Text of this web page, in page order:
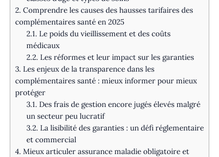
2. Comprendre les causes des hausses tarifaires des
complémentaires santé en 2025
2.1. Le poids du vieillissement et des coûts
médicaux
2.2. Les réformes et leur impact sur les garanties
3. Les enjeux de la transparence dans les
complémentaires santé : mieux informer pour mieux
protéger
3.1. Des frais de gestion encore jugés élevés malgré
un secteur peu lucratif
3.2. La lisibilité des garanties : un défi réglementaire
et commercial
4. Mieux articuler assurance maladie obligatoire et